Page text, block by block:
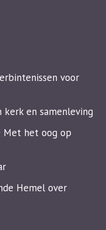
voor
kerk en samenleving
Met het oog op
Hemel over